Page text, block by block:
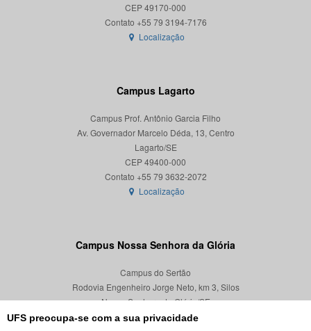
UFS preocupa-se com a sua privacidade
CEP 49170-000
Localização
Campus Lagarto
Campus Prof. Antônio Garcia Filho
Av. Governador Marcelo Déda, 13, Centro
Lagarto/SE
CEP 49400-000
Localização
Campus Nossa Senhora da Glória
Campus do Sertão
Rodovia Engenheiro Jorge Neto, km 3, Silos
Nossa Senhora da Glória/SE
CEP 49680-000